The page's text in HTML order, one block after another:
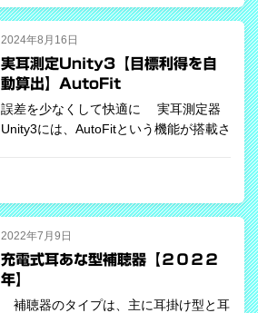
気導で聞いています。空気の振動である
音は…
2024年8月16日
実耳測定Unity3【目標利得を自
動算出】AutoFit
誤差を少なくして快適に 実耳測定器
Unity3には、AutoFitという機能が搭載さ
きます。 補…
2022年7月9日
充電式耳あな型補聴器【２０２２
年】
補聴器のタイプは、主に耳掛け型と耳